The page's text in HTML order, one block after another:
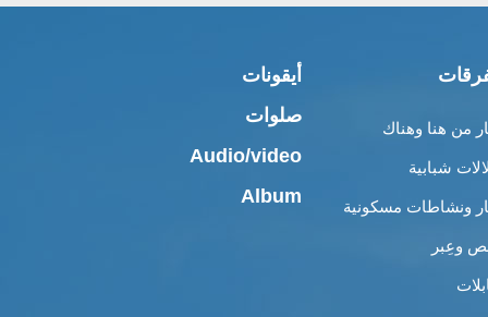
من هنا وهناك
شبابية
ونشاطات مسكونية
وعِبر
أيقونات
صلوات
Audio/video
Album